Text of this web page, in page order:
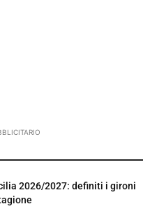
2026/2027: definiti i gironi